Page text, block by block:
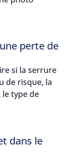
perte de
si la serrure
de risque, la
le type de
dans le